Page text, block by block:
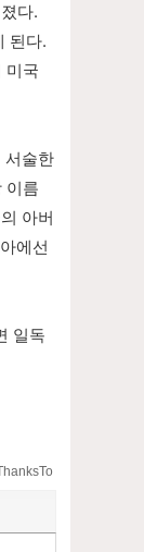
다.
된다.
미국
서술한
이름
아버
에선
일독